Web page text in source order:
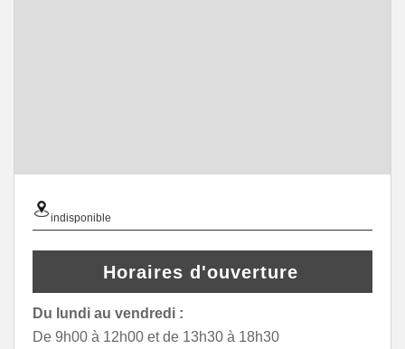
indisponible
Horaires d'ouverture
Du lundi au vendredi :
De 9h00 à 12h00 et de 13h30 à 18h30